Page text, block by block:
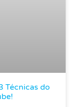
Técnicas do